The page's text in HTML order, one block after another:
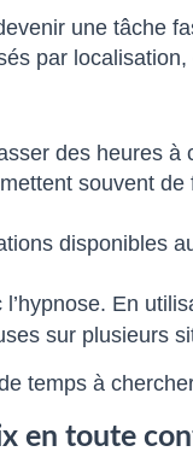
une tâche
par
des heures
souvent
disponibles
En
sur plusieurs
temps à
en toute